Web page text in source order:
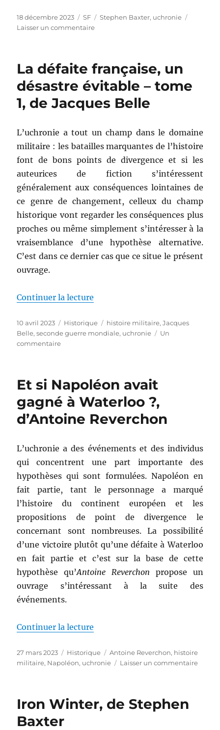
Publié
le
18 décembre 2023 Catégories
SF Étiquettes
Stephen Baxter, uchronie
Laisser un commentairesur
l’humanité,
de
Stephen
Baxter
La défaite française, un
désastre évitable – tome
1, de Jacques Belle
L’uchronie a tout un champ dans le domaine
militaire : les batailles marquantes de l’histoire
font de bons points de divergence et si les
auteurices de fiction s’intéressent
généralement aux conséquences lointaines de
ce genre de changement, celleux du champ
historique vont regarder les conséquences plus
proches ou même simplement s’intéresser à la
vraisemblance d’une hypothèse alternative.
C’est dans ce dernier cas que ce situe le présent
ouvrage.
Continuer la lecture
Publié
le
10 avril 2023 Catégories
Historique Étiquettes
histoire militaire,Jacques
Belle,seconde guerre mondiale, uchronie
Un
commentairesur
un
désastre
évitable
–
tome
de
Belle
Et si Napoléon avait
gagné à Waterloo ?,
d’Antoine Reverchon
L’uchronie a des événements et des individus
qui concentrent une part importante des
hypothèses qui sont formulées. Napoléon en
fait partie, tant le personnage a marqué
l’histoire du continent européen et les
propositions de point de divergence le
concernant sont nombreuses. La possibilité
d’une victoire plutôt qu’une défaite à Waterloo
en fait partie et c’est sur la base de cette
hypothèse qu’Antoine Reverchon propose un
ouvrage s’intéressant à la suite des
événements.
Continuer la lecture
Publié
le
27 mars 2023 Catégories
Historique Étiquettes
Antoine Reverchon, histoire
militaire, Napoléon, uchronie Laisser un commentairesur
Iron Winter, de Stephen
Baxter